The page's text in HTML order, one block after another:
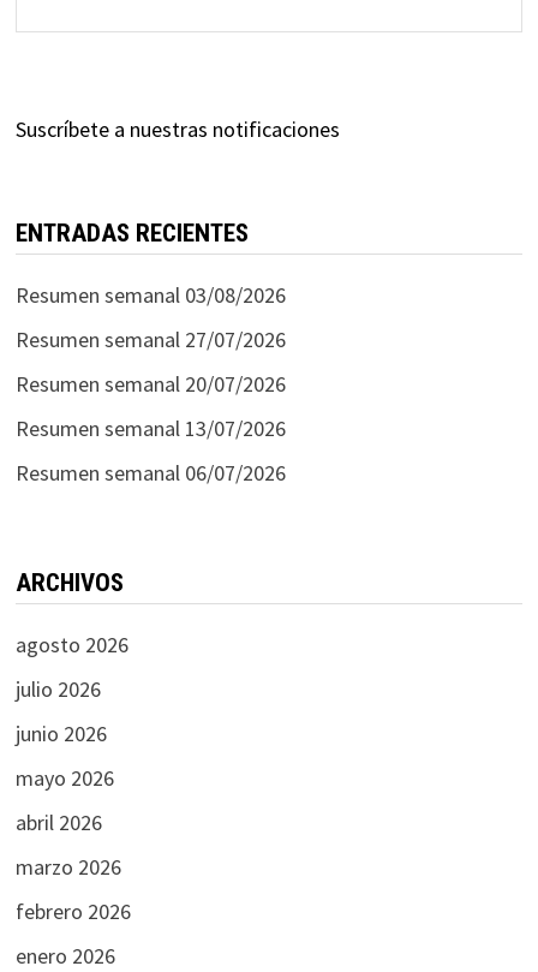
Suscríbete a nuestras notificaciones
ENTRADAS RECIENTES
Resumen semanal 03/08/2026
Resumen semanal 27/07/2026
Resumen semanal 20/07/2026
Resumen semanal 13/07/2026
Resumen semanal 06/07/2026
ARCHIVOS
agosto 2026
julio 2026
junio 2026
mayo 2026
abril 2026
marzo 2026
febrero 2026
enero 2026